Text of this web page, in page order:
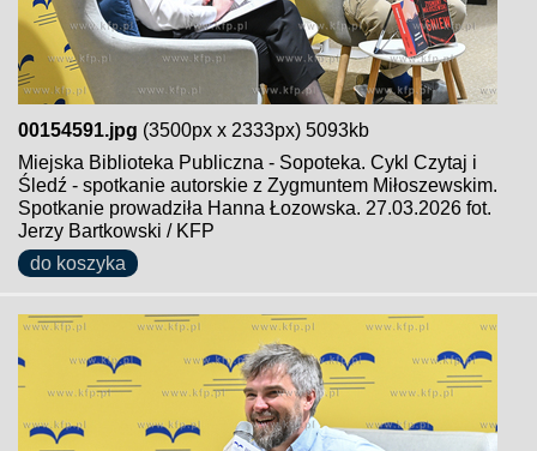
00154591.jpg (3500px x 2333px) 5093kb
Miejska Biblioteka Publiczna - Sopoteka. Cykl Czytaj i
Śledź - spotkanie autorskie z Zygmuntem Miłoszewskim.
Spotkanie prowadziła Hanna Łozowska. 27.03.2026 fot.
Jerzy Bartkowski / KFP
do koszyka